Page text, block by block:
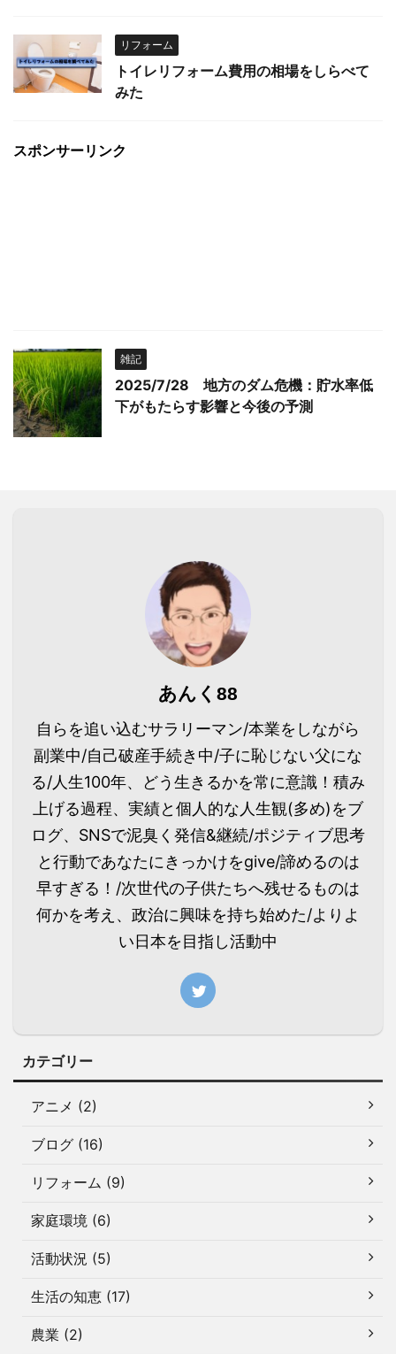
リフォーム
トイレリフォーム費用の相場をしらべて
みた
スポンサーリンク
雑記
2025/7/28 地方のダム危機：貯水率低
下がもたらす影響と今後の予測
あんく88
自らを追い込むサラリーマン/本業をしながら
副業中/自己破産手続き中/子に恥じない父にな
る/人生100年、どう生きるかを常に意識！積み
上げる過程、実績と個人的な人生観(多め)をブ
ログ、SNSで泥臭く発信&継続/ポジティブ思考
と行動であなたにきっかけをgive/諦めるのは
早すぎる！/次世代の子供たちへ残せるものは
何かを考え、政治に興味を持ち始めた/よりよ
い日本を目指し活動中
カテゴリー
アニメ (2)
ブログ (16)
リフォーム (9)
家庭環境 (6)
活動状況 (5)
生活の知恵 (17)
農業 (2)